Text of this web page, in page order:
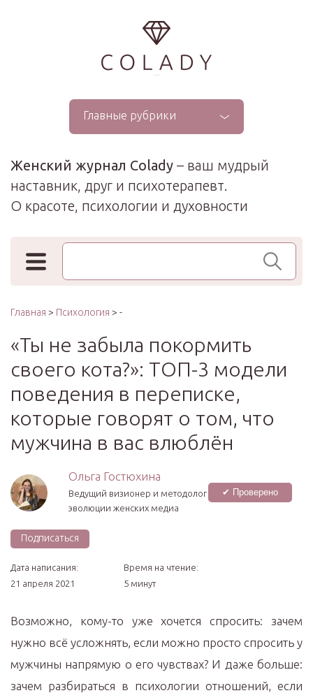
...
Главные рубрики
Женский журнал Colady – ваш мудрый
наставник, друг и психотерапевт.
О красоте, психологии и духовности
Поиск по сайту
Главная > Психология > -
«Ты не забыла покормить
своего кота?»: ТОП-3 модели
поведения в переписке,
которые говорят о том, что
мужчина в вас влюблён
Ольга Гостюхина
Ведущий визионер и методолог
эволюции женских медиа
✔ Проверено
Подписаться
Дата написания:
21 апреля 2021
Время на чтение:
5 минут
Возможно, кому-то уже хочется спросить: зачем
нужно всё усложнять, если можно просто спросить у
мужчины напрямую о его чувствах? И даже больше:
зачем разбираться в психологии отношений, если